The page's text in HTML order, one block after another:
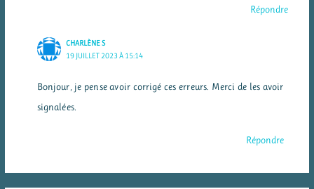
Répondre
CHARLÈNE S
19 JUILLET 2023 À 15:14
Bonjour, je pense avoir corrigé ces erreurs. Merci de les avoir
signalées.
Répondre